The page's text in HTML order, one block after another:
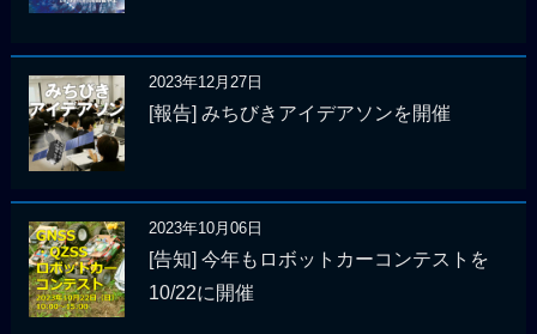
2023年12月27日
[報告] みちびきアイデアソンを開催
2023年10月06日
[告知] 今年もロボットカーコンテストを
10/22に開催